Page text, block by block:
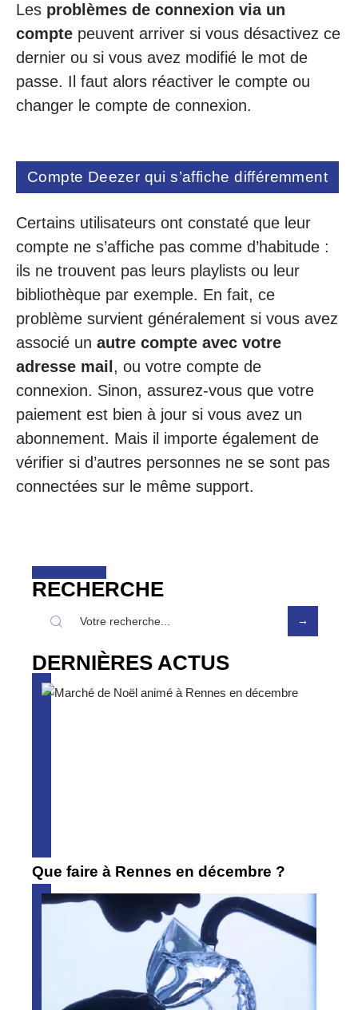
Les problèmes de connexion via un
compte peuvent arriver si vous désactivez ce
dernier ou si vous avez modifié le mot de
passe. Il faut alors réactiver le compte ou
changer le compte de connexion.
Compte Deezer qui s’affiche différemment
Certains utilisateurs ont constaté que leur
compte ne s’affiche pas comme d’habitude :
ils ne trouvent pas leurs playlists ou leur
bibliothèque par exemple. En fait, ce
problème survient généralement si vous avez
associé un autre compte avec votre
adresse mail , ou votre compte de
connexion. Sinon, assurez-vous que votre
paiement est bien à jour si vous avez un
abonnement. Mais il importe également de
vérifier si d’autres personnes ne se sont pas
connectées sur le même support.
RECHERCHE
DERNIÈRES ACTUS
Que faire à Rennes en décembre ?